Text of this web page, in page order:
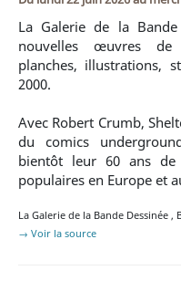
La Galerie de la
nouvelles œuvres de
planches, illustrations,
2000.
Avec Robert Crumb,
du comics
bientôt leur 60 ans
populaires en Europe et
La Galerie de la Bande Dessinée ,
→ Voir la source